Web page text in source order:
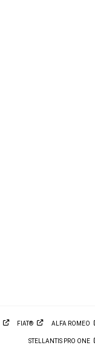
FIAT® ALFA ROMEO
STELLANTIS PRO ONE